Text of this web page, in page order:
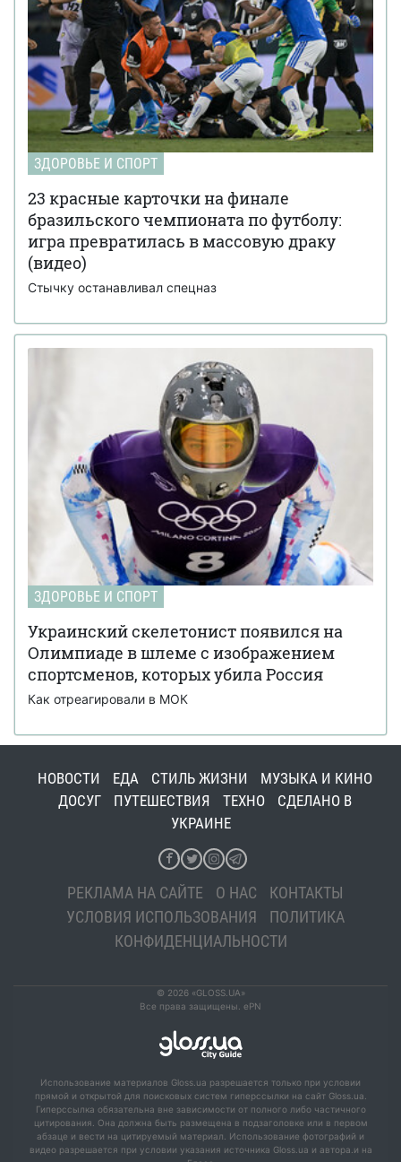
ЗДОРОВЬЕ И СПОРТ
23 красные карточки на финале
бразильского чемпионата по футболу:
игра превратилась в массовую драку
(видео)
Стычку останавливал спецназ
ЗДОРОВЬЕ И СПОРТ
Украинский скелетонист появился на
Олимпиаде в шлеме с изображением
спортсменов, которых убила Россия
Как отреагировали в МОК
НОВОСТИ ЕДА СТИЛЬ ЖИЗНИ
МУЗЫКА И КИНО
ДОСУГ
ПУТЕШЕСТВИЯ ТЕХНО
СДЕЛАНО В
УКРАИНЕ
РЕКЛАМА НА САЙТЕ О НАС
КОНТАКТЫ
УСЛОВИЯ ИСПОЛЬЗОВАНИЯ
ПОЛИТИКА
КОНФИДЕНЦИАЛЬНОСТИ
© 2026 «GLOSS.UA»
Все права защищены. ePN
Использование материалов Gloss.ua разрешается только при условии
прямой и открытой для поисковых систем гиперссылки на сайт Gloss.ua.
Гиперссылка обязательна вне зависимости от полного либо частичного
цитирования. Она должна быть размещена в подзаголовке или в первом
абзаце и вести на цитируемый материал. Использование фотографий и
видео разрешается при условии указания источника Gloss.ua и автора.и на